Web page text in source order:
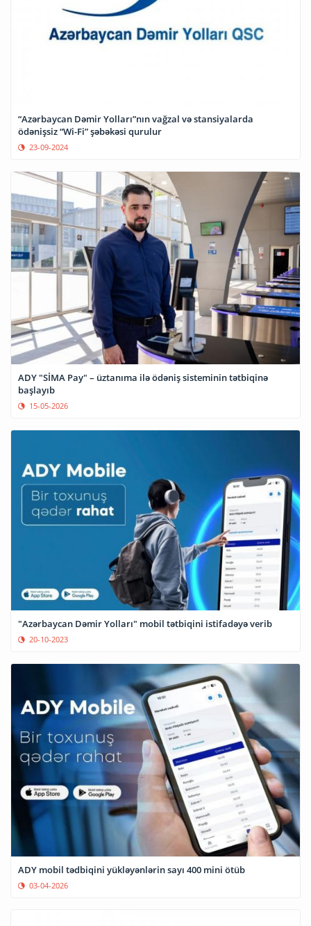
“Azərbaycan Dəmir Yolları”nın vağzal və stansiyalarda
ödənişsiz “Wi-Fi” şəbəkəsi qurulur
23-09-2024
ADY "SİMA Pay" – üztanıma ilə ödəniş sisteminin tətbiqinə
başlayıb
15-05-2026
"Azərbaycan Dəmir Yolları" mobil tətbiqini istifadəyə verib
20-10-2023
ADY mobil tədbiqini yükləyənlərin sayı 400 mini ötüb
03-04-2026